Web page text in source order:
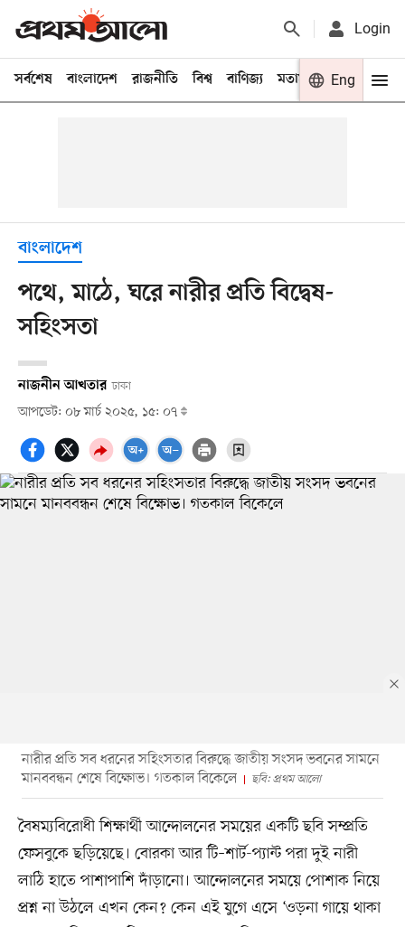
Login
সর্বশেষ বাংলাদেশ রাজনীতি বিশ্ব বাণিজ্য মতামত খেলা
Eng
বাংলাদেশ
পথে, মাঠে, ঘরে নারীর প্রতি বিদ্বেষ-
সহিংসতা
নাজনীন আখতার ঢাকা
আপডেট: ০৮ মার্চ ২০২৫, ১৫: ০৭
নারীর প্রতি সব ধরনের সহিংসতার বিরুদ্ধে জাতীয় সংসদ ভবনের সামনে
মানববন্ধন শেষে বিক্ষোভ। গতকাল বিকেলে
ছবি: প্রথম আলো
বৈষম্যবিরোধী শিক্ষার্থী আন্দোলনের সময়ের একটি ছবি সম্প্রতি
ফেসবুকে ছড়িয়েছে। বোরকা আর টি–শার্ট-প্যান্ট পরা দুই নারী
লাঠি হাতে পাশাপাশি দাঁড়ানো। আন্দোলনের সময়ে পোশাক নিয়ে
প্রশ্ন না উঠলে এখন কেন? কেন এই যুগে এসে ‘ওড়না গায়ে থাকা